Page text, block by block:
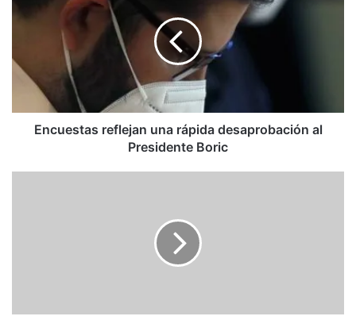
desaprobación
al
Presidente
Encuestas reflejan una rápida desaprobación al
Presidente Boric
cuando